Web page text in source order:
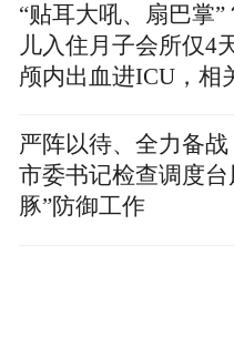
“贴耳大吼、扇巴掌”
儿入住月子会所仅4
颅内出血进ICU，相
严阵以待、全力备
市委书记检查调度台
豚”防御工作